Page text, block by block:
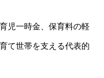
児一時金、保育料の軽
て世帯を支える代表的